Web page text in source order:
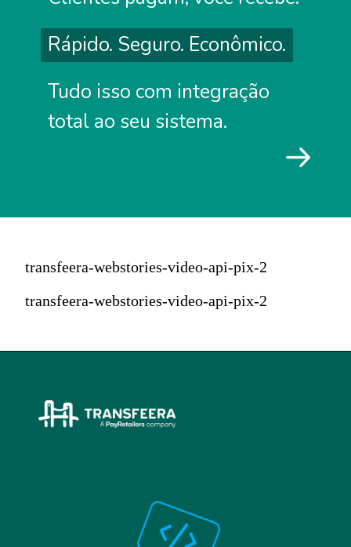
Tudo isso com integração
total ao seu sistema.
Tudo isso com integração
total ao seu sistema.
Rápido. Seguro. Econômico.
Rápido. Seguro. Econômico.
transfeera-webstories-video-api-pix-2
transfeera-webstories-video-api-pix-2